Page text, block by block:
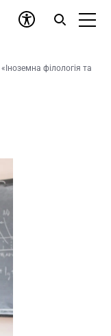
філологія та